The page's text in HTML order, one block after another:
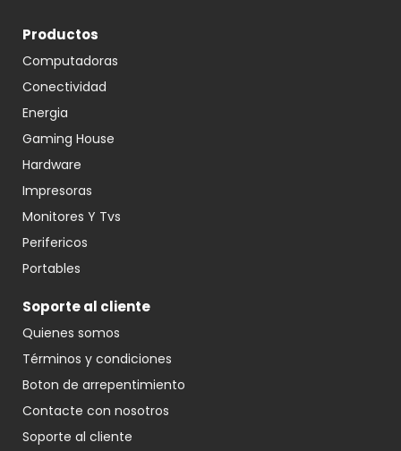
Productos
Computadoras
Conectividad
Energia
Gaming House
Hardware
Impresoras
Monitores Y Tvs
Perifericos
Portables
Soporte al cliente
Quienes somos
Términos y condiciones
Boton de arrepentimiento
Contacte con nosotros
Soporte al cliente